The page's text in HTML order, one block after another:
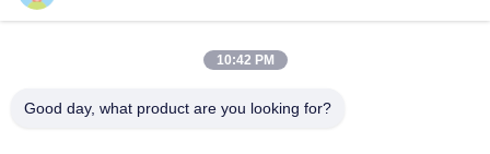
OEM LR092039 IAF500021 TRANSMISSION MOUNT FOR LAND
10:42 PM
Good day, what product are you looking for?